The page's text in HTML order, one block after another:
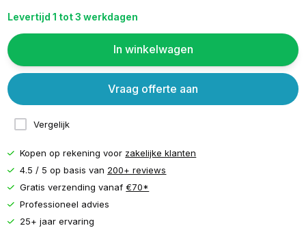
Levertijd 1 tot 3 werkdagen
In winkelwagen
Vergelijk
Vraag offerte aan
Kopen op rekening voor zakelijke klanten
4.5 / 5 op basis van 200+ reviews
Gratis verzending vanaf€70*
Professioneel advies
25+ jaar ervaring